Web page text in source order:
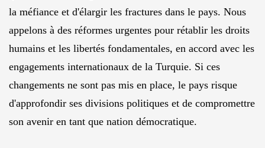
la méfiance et d'élargir les fractures dans le pays. Nous
appelons à des réformes urgentes pour rétablir les droits
humains et les libertés fondamentales, en accord avec les
engagements internationaux de la Turquie. Si ces
changements ne sont pas mis en place, le pays risque
d'approfondir ses divisions politiques et de compromettre
son avenir en tant que nation démocratique.